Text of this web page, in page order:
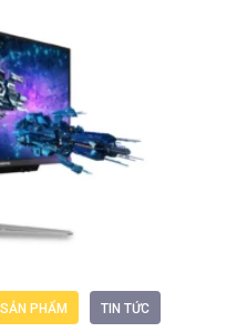
SẢN PHẨM TIN TỨC